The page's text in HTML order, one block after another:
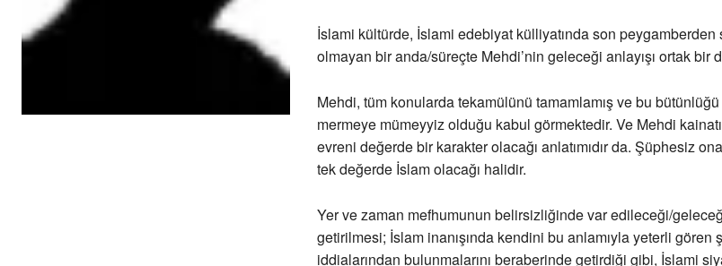
İslami kültürde, İslami edebiyat külliyatında son peygamberden
olmayan bir anda/süreçte Mehdi’nin geleceği anlayışı ortak bir
Mehdi, tüm konularda tekamülünü tamamlamış ve bu
mermeye mümeyyiz olduğu kabul görmektedir. Ve Mehdi
evreni değerde bir karakter olacağı anlatımıdır da. Şüphesiz
tek değerde İslam olacağı halidir.
Yer ve zaman mefhumunun belirsizliğinde var edileceği/
getirilmesi; İslam inanışında kendini bu anlamıyla yeterli gören
iddialarından bulunmalarını beraberinde getirdiği gibi, İslami